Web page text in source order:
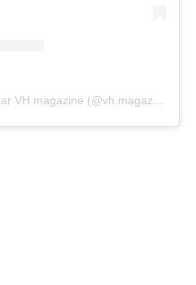
Une publication partagée par VH magazine (@vh.magazine)